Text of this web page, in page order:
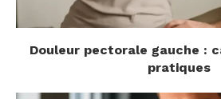
Douleur pectorale gauche :
pratiques